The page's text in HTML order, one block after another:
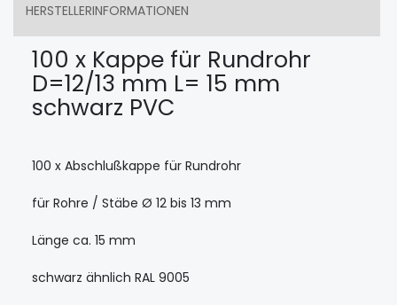
HERSTELLERINFORMATIONEN
100 x Kappe für Rundrohr
D=12/13 mm L= 15 mm
schwarz PVC
100 x Abschlußkappe für Rundrohr
für Rohre / Stäbe Ø 12 bis 13 mm
Länge ca. 15 mm
schwarz ähnlich RAL 9005